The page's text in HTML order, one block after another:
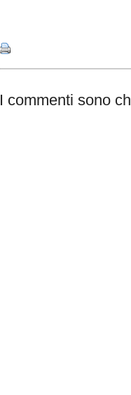
I commenti sono